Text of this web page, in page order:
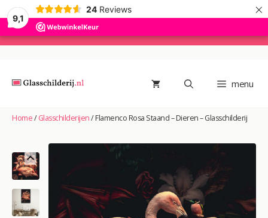
9,1
24 Reviews ×
Ga
inhoud
menu
Home/Glasschilderijen/Flamenco Rosa Staand – Dieren – Glasschilderij